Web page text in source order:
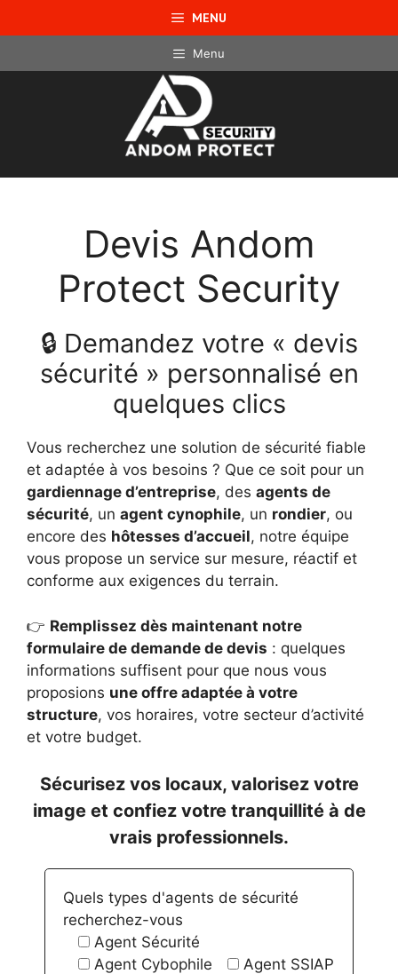
au
MENU
Menu
Devis Andom
Protect Security
🔒 Demandez votre « devis
sécurité » personnalisé en
quelques clics
Vous recherchez une solution de sécurité fiable
et adaptée à vos besoins ? Que ce soit pour un
gardiennage d’entreprise, des agents de
sécurité, un agent cynophile, un rondier, ou
encore des hôtesses d’accueil, notre équipe
vous propose un service sur mesure, réactif et
conforme aux exigences du terrain.
👉 Remplissez dès maintenant notre
formulaire de demande de devis : quelques
informations suffisent pour que nous vous
proposions une offre adaptée à votre
structure, vos horaires, votre secteur d’activité
et votre budget.
Sécurisez vos locaux, valorisez votre
image et confiez votre tranquillité à de
vrais professionnels.
Quels types d'agents de sécurité
recherchez-vous
Agent Sécurité
Agent Cybophile
Agent SSIAP